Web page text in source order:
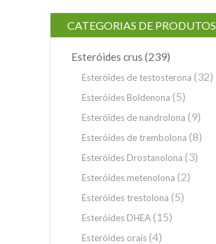
CATEGORIAS DE PRODUTOS
Esteróides crus (239)
Esteróides de testosterona (32)
Esteróides Boldenona (5)
Esteróides de nandrolona (9)
Esteróides de trembolona (8)
Esteróides Drostanolona (3)
Esteróides metenolona (2)
Esteróides trestolona (5)
Esteróides DHEA(15)
Esteróides orais(4)